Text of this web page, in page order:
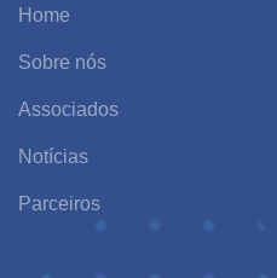
Home
Sobre nós
Associados
Notícias
Parceiros